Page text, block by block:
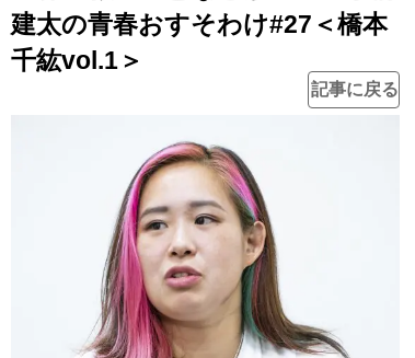
建太の青春おすそわけ#27＜橋本
千紘vol.1＞
記事に戻る